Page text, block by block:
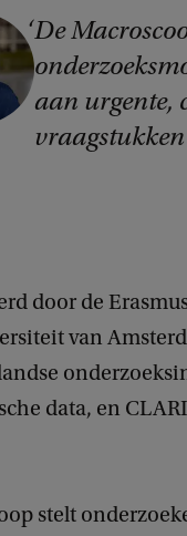
De
aan urgente,
vraagstukken
door de
van
data, en
stelt